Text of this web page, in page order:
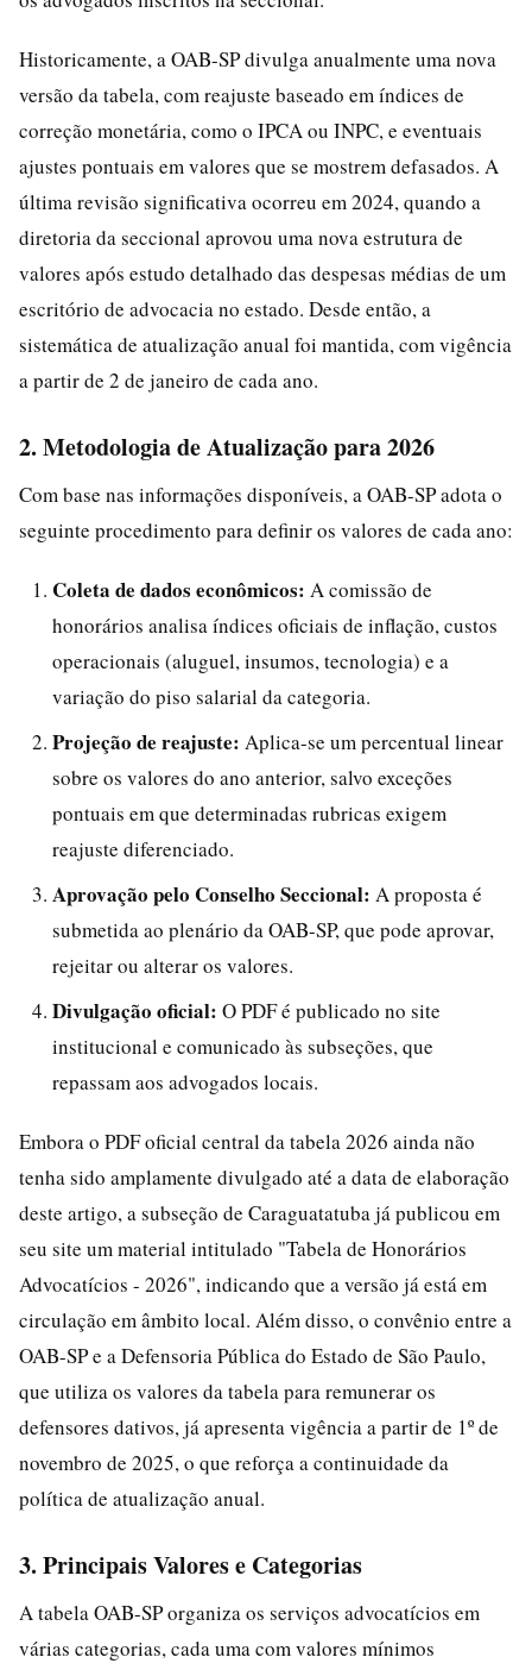
Historicamente, a OAB-SP divulga anualmente uma nova
versão da tabela, com reajuste baseado em índices de
correção monetária, como o IPCA ou INPC, e eventuais
ajustes pontuais em valores que se mostrem defasados. A
última revisão significativa ocorreu em 2024, quando a
diretoria da seccional aprovou uma nova estrutura de
valores após estudo detalhado das despesas médias de um
escritório de advocacia no estado. Desde então, a
sistemática de atualização anual foi mantida, com vigência
a partir de 2 de janeiro de cada ano.
2. Metodologia de Atualização para 2026
Com base nas informações disponíveis, a OAB-SP adota o
seguinte procedimento para definir os valores de cada ano:
Coleta de dados econômicos: A comissão de
honorários analisa índices oficiais de inflação, custos
operacionais (aluguel, insumos, tecnologia) e a
variação do piso salarial da categoria.
Projeção de reajuste: Aplica-se um percentual linear
sobre os valores do ano anterior, salvo exceções
pontuais em que determinadas rubricas exigem
reajuste diferenciado.
Aprovação pelo Conselho Seccional: A proposta é
submetida ao plenário da OAB-SP, que pode aprovar,
rejeitar ou alterar os valores.
Divulgação oficial: O PDF é publicado no site
institucional e comunicado às subseções, que
repassam aos advogados locais.
Embora o PDF oficial central da tabela 2026 ainda não
tenha sido amplamente divulgado até a data de elaboração
deste artigo, a subseção de Caraguatatuba já publicou em
seu site um material intitulado "Tabela de Honorários
Advocatícios - 2026", indicando que a versão já está em
circulação em âmbito local. Além disso, o convênio entre a
OAB-SP e a Defensoria Pública do Estado de São Paulo,
que utiliza os valores da tabela para remunerar os
defensores dativos, já apresenta vigência a partir de 1º de
novembro de 2025, o que reforça a continuidade da
política de atualização anual.
3. Principais Valores e Categorias
A tabela OAB-SP organiza os serviços advocatícios em
várias categorias, cada uma com valores mínimos